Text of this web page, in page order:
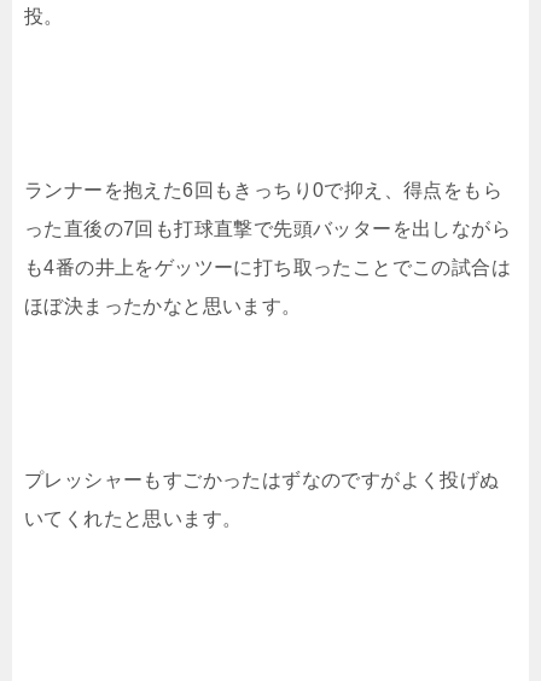
投。
ランナーを抱えた6回もきっちり0で抑え、得点をもら
った直後の7回も打球直撃で先頭バッターを出しながら
も4番の井上をゲッツーに打ち取ったことでこの試合は
ほぼ決まったかなと思います。
プレッシャーもすごかったはずなのですがよく投げぬ
いてくれたと思います。